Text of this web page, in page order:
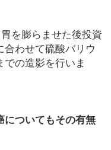
を膨らませた後投資
合わせて硫酸バリウ
での造影を行いま
についてもその有無